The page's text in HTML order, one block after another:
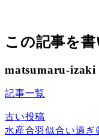
ー
この記事を書
matsumaru-izaki
記事一覧
古い投稿
水産合羽似合い過